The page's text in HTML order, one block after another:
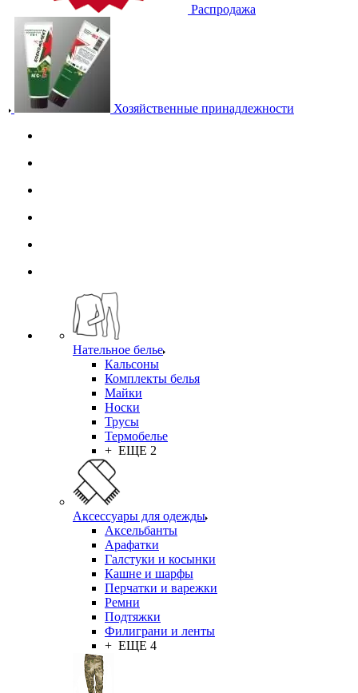
Распродажа
Хозяйственные принадлежности
Нательное белье
Кальсоны
Комплекты белья
Майки
Носки
Трусы
Термобелье
+ ЕЩЕ 2
Аксессуары для одежды
Аксельбанты
Арафатки
Галстуки и косынки
Кашне и шарфы
Перчатки и варежки
Ремни
Подтяжки
Филиграни и ленты
+ ЕЩЕ 4